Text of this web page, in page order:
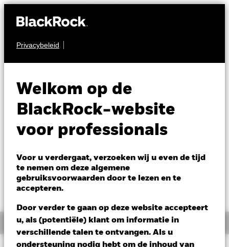
Privacybeleid
Welkom op de
BlackRock-website
voor professionals
Voor u verdergaat, verzoeken wij u even de tijd
te nemen om deze algemene
gebruiksvoorwaarden door te lezen en te
accepteren.
Door verder te gaan op deze website accepteert
u, als (potentiële) klant om informatie in
verschillende talen te ontvangen. Als u
ondersteuning nodig hebt om de inhoud van
AANDELEN
Companies Fund
NAV per 07/aug/2026
EUR 9,99
Verandering NAV 1 dag per 07/aug/2026
Overzicht